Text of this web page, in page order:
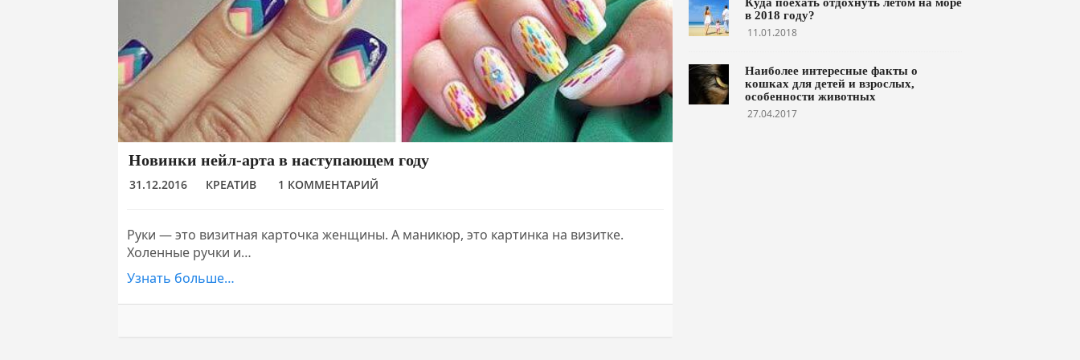
Новинки нейл-арта в наступающем году
31.12.2016 КРЕАТИВ 1 КОММЕНТАРИЙ
Руки — это визитная карточка женщины. А маникюр, это картинка на визитке.
Холенные ручки и…
Узнать больше…
в 2018 году?
11.01.2018
Наиболее интересные факты о
кошках для детей и взрослых,
особенности животных
27.04.2017